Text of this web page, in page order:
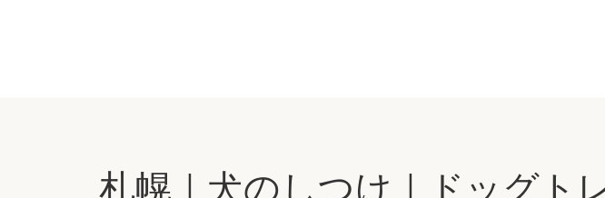
札幌｜犬のしつけ｜ドッグト